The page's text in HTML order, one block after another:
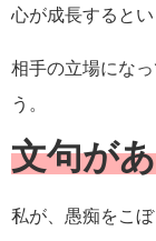
心が成長するとい
相手の立場にな
う。
文句が
私が、愚痴をこ